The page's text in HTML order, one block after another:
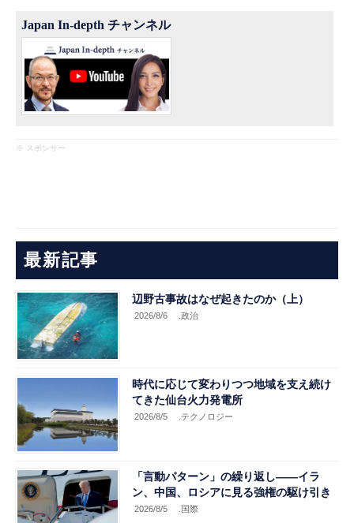
Japan In-depth チャンネル
※ スポンサー
最新記事
辺野古事故はなぜ起きたのか（上）
2026/8/6 .政治
時代に応じて変わりつつ地域を支え続け
てきた仙台火力発電所
2026/8/5 .テクノロジー
「言動パターン」の繰り返し――イラ
ン、中国、ロシアに見る強権の駆け引き
2026/8/5 .国際